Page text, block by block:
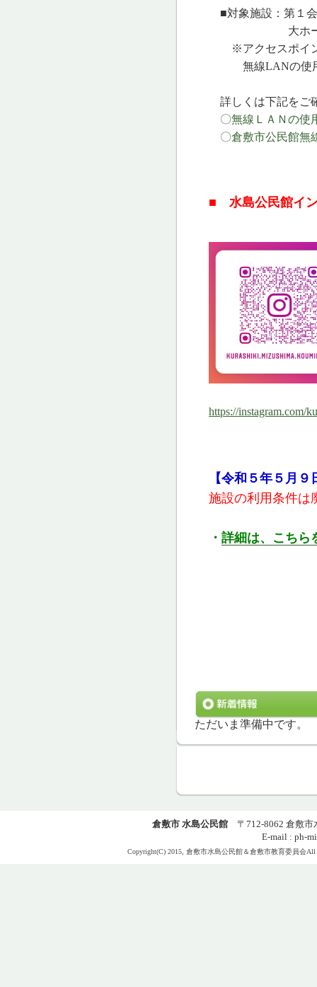
■対象施設：第１
大ホール、展
※アクセスポイン
無線LANの使用申
詳しくは下記をご
〇無線ＬＡＮの使
〇倉敷市公民館無
■ 水島公民館イ
https://instagram.com/
【令和５年５月９
施設の利用条件は
・ 詳細は、こちら
ただいま準備中です。
倉敷市 水島公民館 〒712-8062 倉敷
E-mail : ph-
Copyright(C) 2015, 倉敷市水島公民館＆倉敷市教育委員会